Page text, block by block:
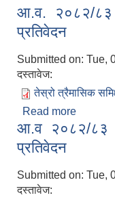
आ.व. २०८२/८३
प्रतिवेदन
Submitted on: Tue,
दस्तावेज:
तेस्रो त्रैमासिक
Read more
प्रतिवेदन
आ.व २०८२/८३
प्रतिवेदन
Submitted on: Tue,
दस्तावेज: